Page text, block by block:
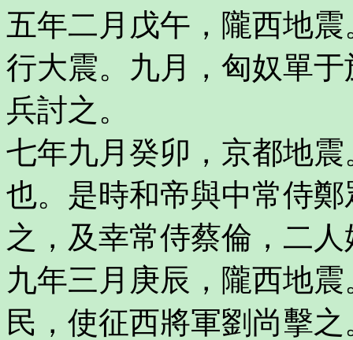
五年二月戊午，隴西地
行大震。九月，匈奴單
兵討之。
七年九月癸卯，京都地
也。是時和帝與中常侍
之，及幸常侍蔡倫，二
九年三月庚辰，隴西地
民，使征西將軍劉尚擊之